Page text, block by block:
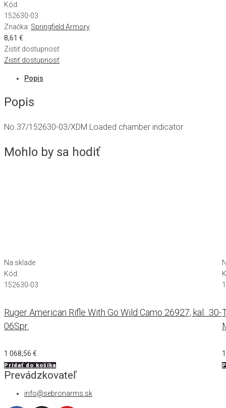
Kód:
152630-03
Značka: Springfield Armory
8,61 €
Zistiť dostupnosť
Zistiť dostupnosť
Popis
Popis
No.37/152630-03/XDM Loaded chamber indicator
Mohlo by sa hodiť
Na sklade
Kód:
152630-03
Ruger American Rifle With Go Wild Camo 26927, kal. .30-
06Spr.
1 068,56 €
Pridať do košíka
Prevádzkovateľ
info@sebronarms.sk